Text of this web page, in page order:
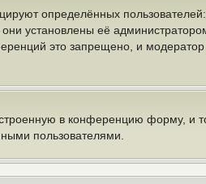
определённых
установлены её
это запрещено, и
в конференцию форму, и
пользователями.